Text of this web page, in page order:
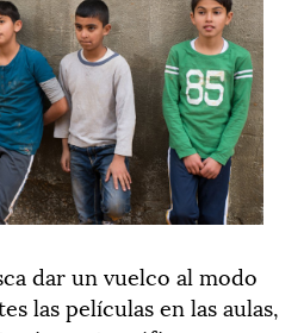
dar un vuelco al modo
las películas en las aulas,